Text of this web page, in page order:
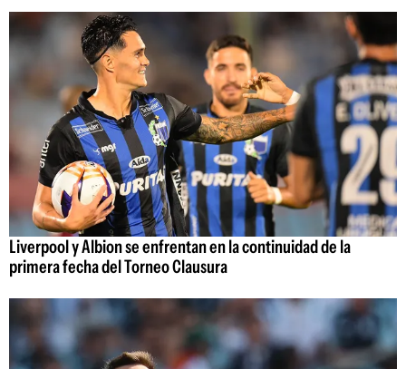
Liverpool y Albion se enfrentan en la continuidad de la
primera fecha del Torneo Clausura